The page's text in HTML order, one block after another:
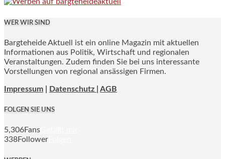
WER WIR SIND
Bargteheide Aktuell ist ein online Magazin mit aktuellen
Informationen aus Politik, Wirtschaft und regionalen
Veranstaltungen. Zudem finden Sie bei uns interessante
Vorstellungen von regional ansässigen Firmen.
Impressum Datenschutz | AGB
FOLGEN SIE UNS
5,306Fans
338Follower